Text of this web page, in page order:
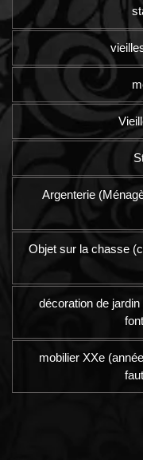
Argenterie
Objet sur la chasse
décoration de
mobilier XXe